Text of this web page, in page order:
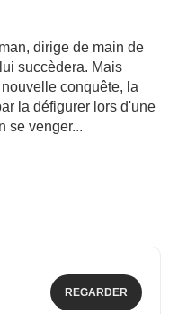
dirige de main de
succèdera. Mais
conquête, la
la défigurer lors d'une
se venger...
REGARDER